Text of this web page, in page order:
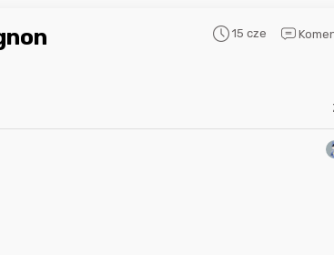
15 cze
zanajlepiej ocenianą